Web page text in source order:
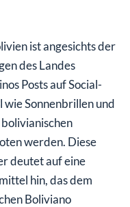
ist angesichts der
des Landes
Posts auf Social-
Sonnenbrillen und
werden. Diese
deutet auf eine
hin, das dem
Boliviano